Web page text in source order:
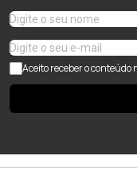
Aceito receber o